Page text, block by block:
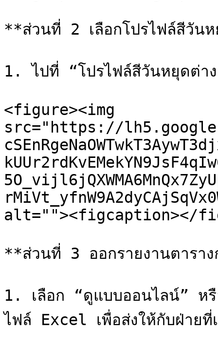
**ส่วนที่ 2 เลือกโปรไฟล์สีวัน
1. ไปที่ “โปรไฟล์สีวันหยุดต่า
<figure><img
src="https://
alt=""><figcaption></
**ส่วนที่ 3 ออกรายงานตาราง
1. เลือก “ดูแบบออนไลน์” หรื
ไฟล์ Excel เพื่อส่งให้กับฝ่ายที่